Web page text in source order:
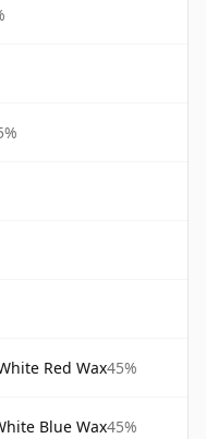
Red Wax45%
Blue Wax45%